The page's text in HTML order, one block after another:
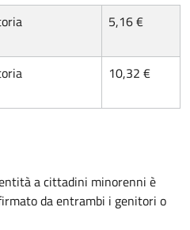
5,16 €
10,32 €
a cittadini minorenni è
da entrambi i genitori o